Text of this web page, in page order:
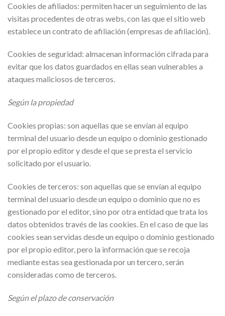
Cookies de afiliados: permiten hacer un seguimiento de las
visitas procedentes de otras webs, con las que el sitio web
establece un contrato de afiliación (empresas de afiliación).
Cookies de seguridad: almacenan información cifrada para
evitar que los datos guardados en ellas sean vulnerables a
ataques maliciosos de terceros.
Según la propiedad
Cookies propias: son aquellas que se envían al equipo
terminal del usuario desde un equipo o dominio gestionado
por el propio editor y desde el que se presta el servicio
solicitado por el usuario.
Cookies de terceros: son aquellas que se envían al equipo
terminal del usuario desde un equipo o dominio que no es
gestionado por el editor, sino por otra entidad que trata los
datos obtenidos través de las cookies. En el caso de que las
cookies sean servidas desde un equipo o dominio gestionado
por el propio editor, pero la información que se recoja
mediante estas sea gestionada por un tercero, serán
consideradas como de terceros.
Según el plazo de conservación